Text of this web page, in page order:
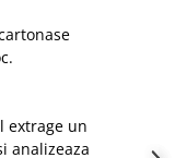
extrage un
analizeaza